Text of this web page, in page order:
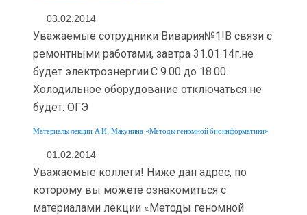
03.02.2014
Уважаемые сотрудники Вивария№1!В связи с
ремонтными работами, завтра 31.01.14г.не
будет электроэнергии.С 9.00 до 18.00.
Холодильное оборудование отключаться не
будет. ОГЭ
Материалы лекции А.И. Макунина «Методы геномной биоинформатики»
01.02.2014
Уважаемые коллеги! Ниже дан адрес, по
которому вы можете ознакомиться с
материалами лекции «Методы геномной